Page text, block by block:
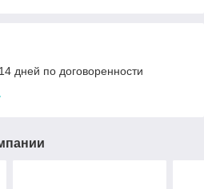
дней по договоренности